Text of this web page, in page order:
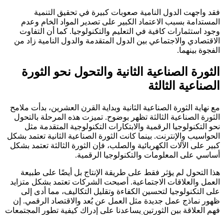
فقد واجهت الدول النامية صعوبات كبيرة في تحقيق التنمية
المستدامة بسبب الاعتماد الكبير على تصدير المواد الخام وعدم
وجود استثمارات كافية في التعليم والتكنولوجيا. كما أن التفاوت
الاقتصادي والاجتماعي بين الدول المتقدمة والدول النامية زاد من
الفجوة بينهما.
الثورة الصناعية الثانية والتحول نحو الثورة
الصناعية الثالثة
مع نهاية الثورة الصناعية الثانية وبداية القرن العشرين، بدأت ملامح
الثورة الصناعية الثالثة تظهر بوضوح. تميزت هذه المرحلة بالتحول
نحو التكنولوجيا الرقمية والابتكارات التكنولوجية المتقدمة مثل
الحواسيب والإنترنت. بينما كانت الثورة الصناعية الثانية تعتمد بشكل
كبير على الآلات الكهربائية والصلب، فإن الثورة الثالثة تعتمد بشكل
أساسي على المعلومات والتكنولوجيا الرقمية.
هذا التحول لم يؤثر فقط على طريقة الإنتاج بل أيضًا على طبيعة
العمل والعلاقات الاجتماعية. أصبحت الشركات تعتمد بشكل متزايد
على التكنولوجيا لتحسين الكفاءة وتقليل التكاليف، مما أدى إلى
ظهور نماذج عمل جديدة مثل العمل عن بُعد والاقتصاد الرقمي. إن
فهم العلاقة بين الثورتين يساعدنا على إدراك كيفية تطور المجتمعات